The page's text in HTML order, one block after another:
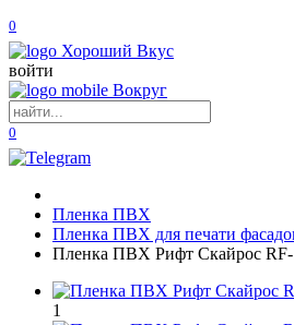
0
войти
0
Пленка ПВХ
Пленка ПВХ для печати
Пленка ПВХ Рифт Скайрос RF-
1